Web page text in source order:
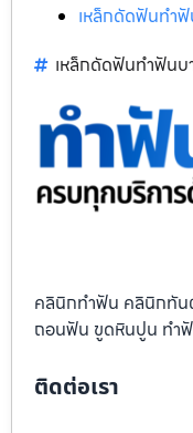
เหล็กดัดฟันทำ
เหล็กดัดฟันทำฟัน
คลินิกทำฟัน คลินิกทัน
ถอนฟัน ขูดหินปูน ทำ
ติดต่อเรา